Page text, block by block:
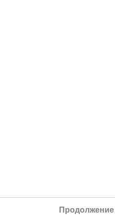
Продолжение